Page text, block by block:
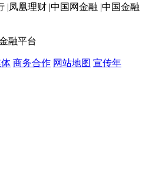
|凤凰理财 |中国网金融 |中国金融
融平台
商务合作 网站地图 宣传年